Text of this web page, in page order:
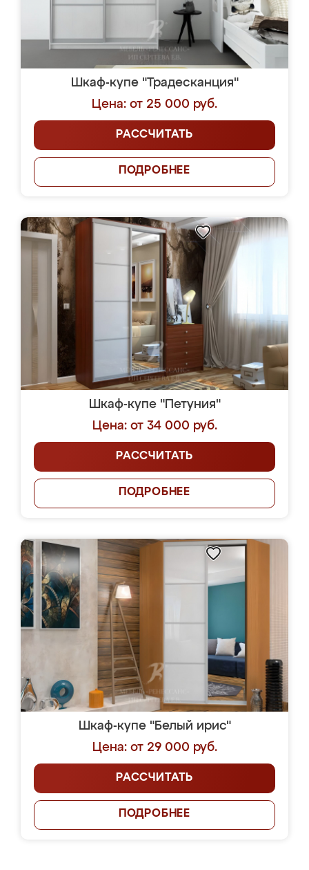
Шкаф-купе "Традесканция"
Цена: от 25 000 руб.
РАССЧИТАТЬ
ПОДРОБНЕЕ
Шкаф-купе "Петуния"
Цена: от 34 000 руб.
РАССЧИТАТЬ
ПОДРОБНЕЕ
Шкаф-купе "Белый ирис"
Цена: от 29 000 руб.
РАССЧИТАТЬ
ПОДРОБНЕЕ